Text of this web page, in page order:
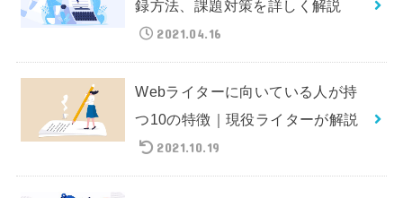
録方法、課題対策を詳しく解説
2021.04.16
Webライターに向いている人が持
つ10の特徴｜現役ライターが解説
2021.10.19